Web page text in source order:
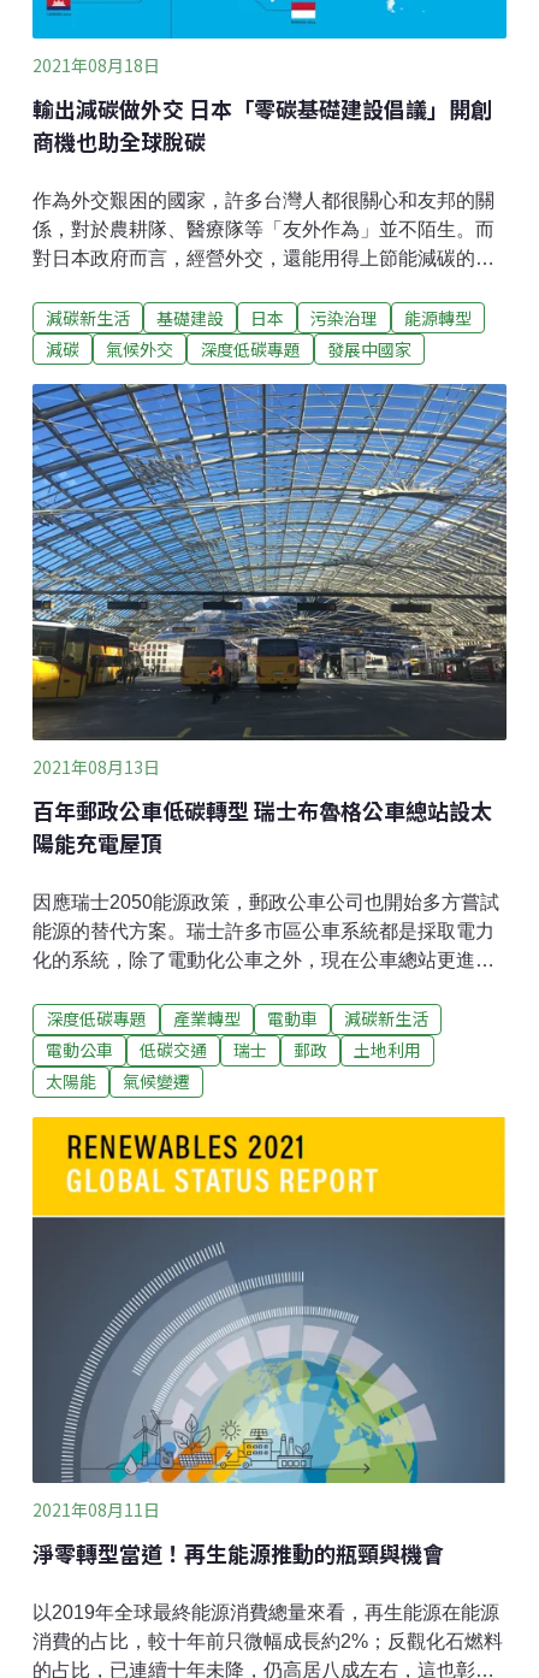
2021年08月18日
輸出減碳做外交 日本「零碳基礎建設倡議」開創
商機也助全球脫碳
作為外交艱困的國家，許多台灣人都很關心和友邦的關
係，對於農耕隊、醫療隊等「友外作為」並不陌生。而
對日本政府而言，經營外交，還能用得上節能減碳的工
（2021）6月15日發佈新聞稿，闡明「零碳基礎建設倡
議」（零碳 Infrainitiative）的內容與目標。簡單地說，
Crediting Mechanism，下稱JCM），鼓勵日本企業到外
國施作有減碳效果的基礎建設。
減碳新生活 基礎建設 日本 污染治理
能源轉型
減碳
氣候外交 深度低碳專題 發展中國家
2021年08月13日
百年郵政公車低碳轉型 瑞士布魯格公車總站設太
陽能充電屋頂
因應瑞士2050能源政策，郵政公車公司也開始多方嘗試
能源的替代方案。瑞士許多市區公車系統都是採取電力
化的系統，除了電動化公車之外，現在公車總站更進一
公車試行太陽能充電受人歡迎的黃色瑞士郵政公車
（PostAuto）創立於1849年，源自於瑞士的郵政系統，
原本是在郵差送信的範圍內，順便載運乘客的一種交通
服務。在汽車引擎尚未發明以前，是採馬車的運送方
式。從2006年開始，郵政公車自成一間公司，財務獨立
運作。郵政公車的車體是鮮明的黃色，搭載獨特的三調
音喇叭聲響，在行銷上非常成功地成為家喻戶曉的瑞士
品牌。在某些山間小路，郵政公車司機還具有類似交通
警察的功能，必要時可以指揮其他駕駛人如何讓路或會
車，維持山區的交通安全。
深度低碳專題 產業轉型 電動車
減碳新生活
電動公車
低碳交通 瑞士 郵政
土地利用
太陽能
氣候變遷
2021年08月11日
淨零轉型當道！再生能源推動的瓶頸與機會
以2019年全球最終能源消費總量來看，再生能源在能源
消費的占比，較十年前只微幅成長約2%；反觀化石燃料
的占比，已連續十年未降，仍高居八成左右，這也彰顯